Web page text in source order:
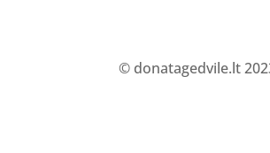
© donatagedvile.lt